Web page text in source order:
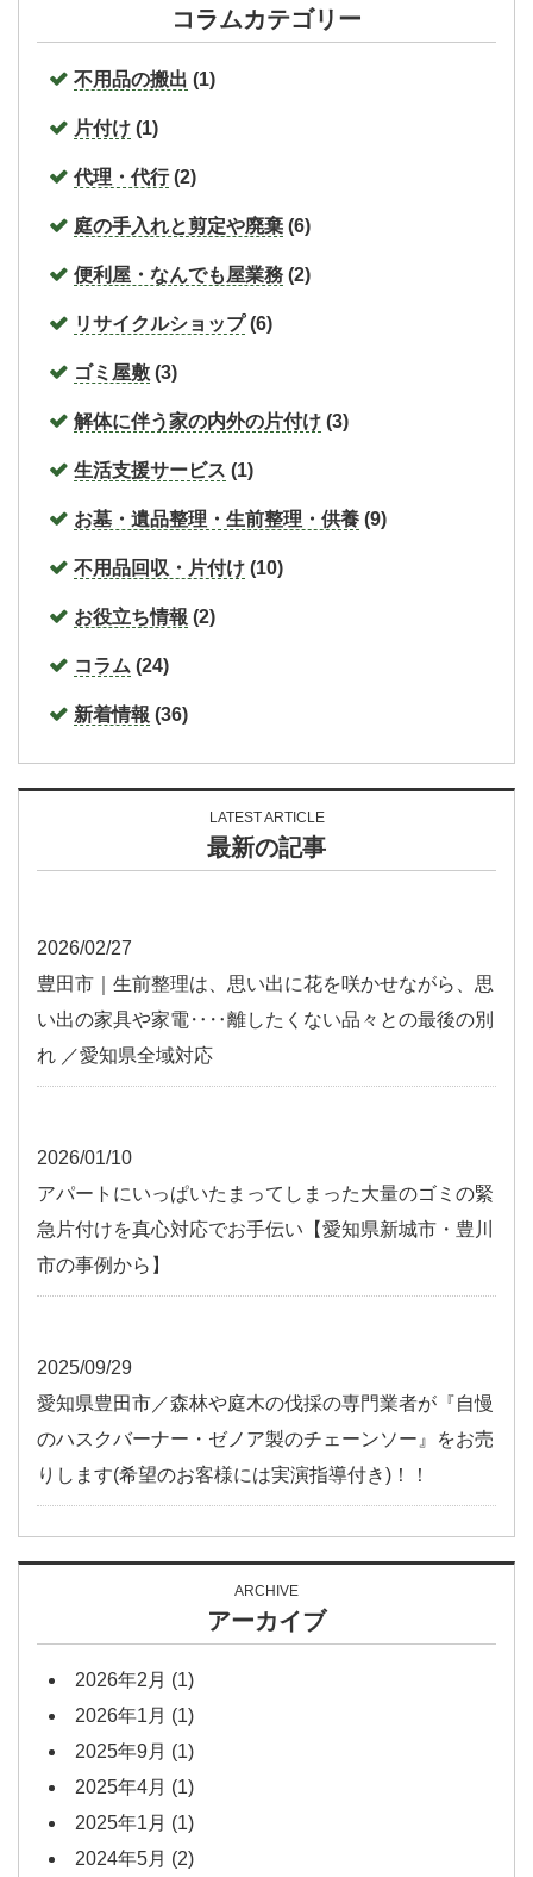
コラムカテゴリー
不用品の搬出 (1)
片付け (1)
代理・代行(2)
庭の手入れと剪定や廃棄 (6)
便利屋・なんでも屋業務 (2)
リサイクルショップ(6)
ゴミ屋敷 (3)
解体に伴う家の内外の片付け (3)
生活支援サービス (1)
お墓・遺品整理・生前整理・供養 (9)
不用品回収・片付け (10)
お役立ち情報 (2)
コラム (24)
新着情報 (36)
LATEST ARTICLE
最新の記事
2026/02/27
豊田市｜生前整理は、思い出に花を咲かせながら、思
い出の家具や家電‥‥離したくない品々との最後の別
れ ／愛知県全域対応
2026/01/10
アパートにいっぱいたまってしまった大量のゴミの緊
急片付けを真心対応でお手伝い【愛知県新城市・豊川
市の事例から】
2025/09/29
愛知県豊田市／森林や庭木の伐採の専門業者が『自慢
のハスクバーナー・ゼノア製のチェーンソー』をお売
りします(希望のお客様には実演指導付き)！！
ARCHIVE
アーカイブ
2026年2月 (1)
2026年1月 (1)
2025年9月 (1)
2025年4月 (1)
2025年1月 (1)
2024年5月 (2)